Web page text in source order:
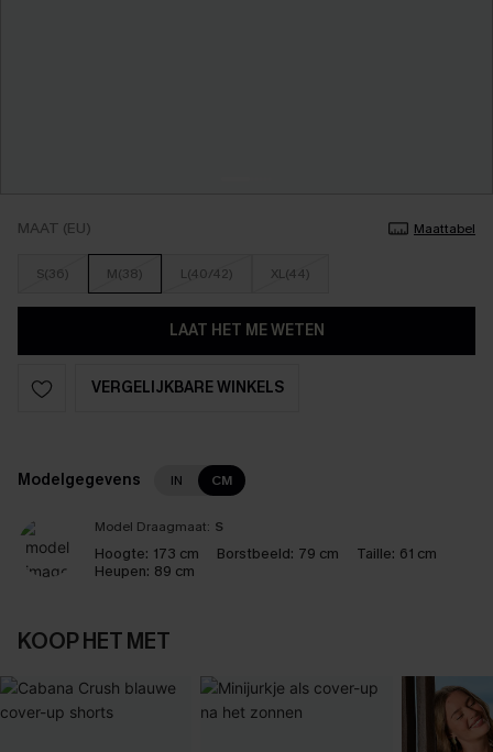
MAAT (EU) Maattabel
S(36) M(38) L(40/42) XL(44)
LAAT HET ME WETEN
VERGELIJKBARE WINKELS
Modelgegevens IN CM
Model Draagmaat: S
Hoogte: 173 cm Borstbeeld: 79 cm Taille: 61 cm
Heupen: 89 cm
KOOP HET MET